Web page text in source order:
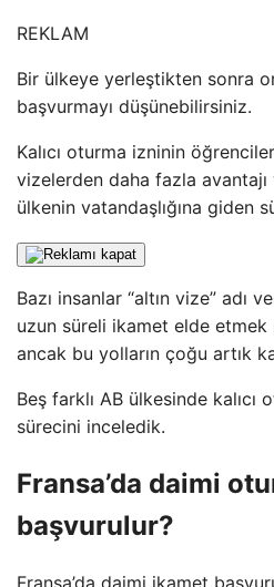
REKLAM
Bir ülkeye yerleştikten sonra
başvurmayı düşünebilirsiniz.
Kalıcı oturma izninin
vizelerden daha fazla avantajı
ülkenin vatandaşlığına giden
Bazı insanlar “altın vize” adı
uzun süreli ikamet elde etmek
ancak bu yolların çoğu artık
Beş farklı AB ülkesinde kalıcı
sürecini inceledik.
Fransa’da daimi
başvurulur?
Fransa’da daimi ikamet